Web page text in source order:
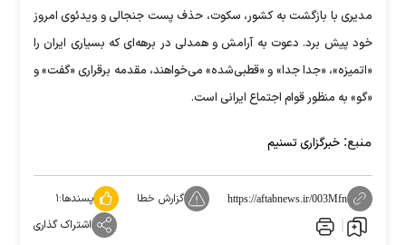
مدیری با بازگشت به کشور، سکوت، حذف پست جنجالی و ویدئوی امروز
خود پیش برد. دعوت به آرامش و همدلی در برهه‌ای که بسیاری ایران را
«اتمیزه»، «جدا جدا» و «قطبی‌شده» می‌خواهند، مقدمه برقراری «گفت» و
«گو» به منظور قوام اجتماع ایرانی است.
منبع: خبرگزاری تسنیم
https://aftabnews.ir/003Mfn گزارش خطا پسندها:۱
اشتراک گذاری